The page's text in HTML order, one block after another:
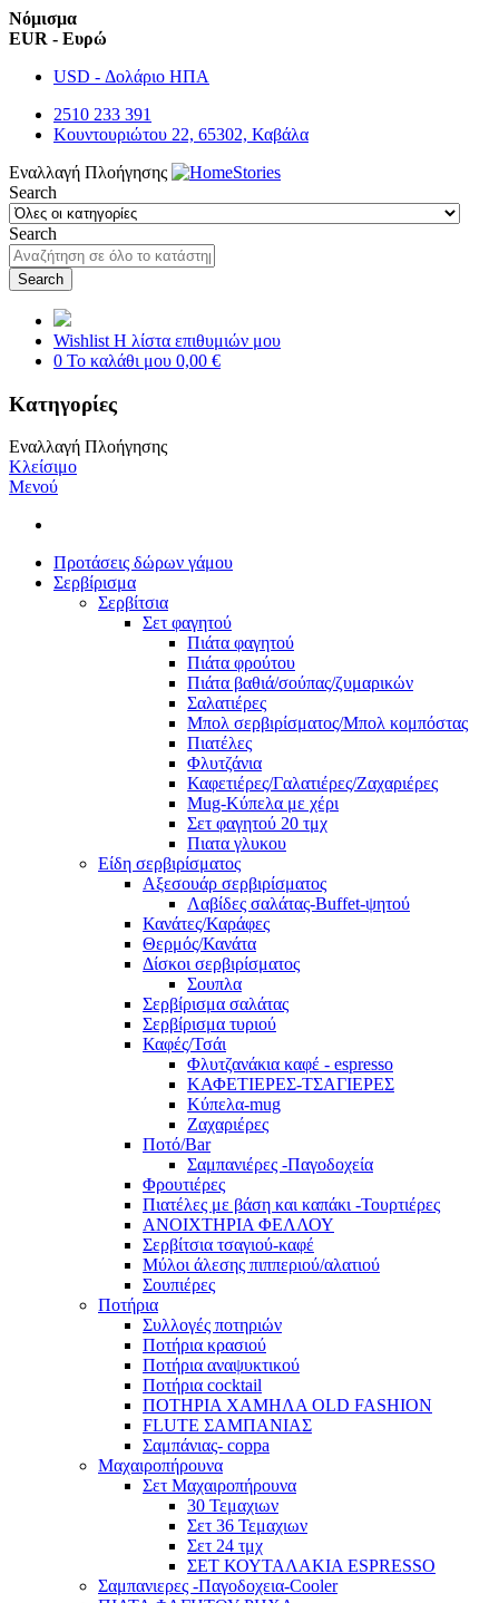
Νόμισμα
EUR - Ευρώ
USD - Δολάριο ΗΠΑ
2510 233 391
Κουντουριώτου 22, 65302, Καβάλα
Εναλλαγή Πλοήγησης
Search
Search
Search
Wishlist Η λίστα επιθυμιών μου
0 Το καλάθι μου 0,00 €
Κατηγορίες
Εναλλαγή Πλοήγησης
Κλείσιμο
Μενού
Προτάσεις δώρων γάμου
Σερβίρισμα
Σερβίτσια
Σετ φαγητού
Πιάτα φαγητού
Πιάτα φρούτου
Πιάτα βαθιά/σούπας/ζυμαρικών
Σαλατιέρες
Μπολ σερβιρίσματος/Μπολ κομπόστας
Πιατέλες
Φλυτζάνια
Καφετιέρες/Γαλατιέρες/Ζαχαριέρες
Mug-Κύπελα με χέρι
Σετ φαγητού 20 τμχ
Πιατα γλυκου
Είδη σερβιρίσματος
Αξεσουάρ σερβιρίσματος
Λαβίδες σαλάτας-Buffet-ψητού
Κανάτες/Καράφες
Θερμός/Κανάτα
Δίσκοι σερβιρίσματος
Σουπλα
Σερβίρισμα σαλάτας
Σερβίρισμα τυριού
Καφές/Τσάι
Φλυτζανάκια καφέ - espresso
ΚΑΦΕΤΙΕΡΕΣ-ΤΣΑΓΙΕΡΕΣ
Κύπελα-mug
Ζαχαριέρες
Ποτό/Bar
Σαμπανιέρες -Παγοδοχεία
Φρουτιέρες
Πιατέλες με βάση και καπάκι -Τουρτιέρες
ΑΝΟΙΧΤΗΡΙΑ ΦΕΛΛΟΥ
Σερβίτσια τσαγιού-καφέ
Μύλοι άλεσης πιππεριού/αλατιού
Σουπιέρες
Ποτήρια
Συλλογές ποτηριών
Ποτήρια κρασιού
Ποτήρια αναψυκτικού
Ποτήρια cocktail
ΠΟΤΗΡΙΑ ΧΑΜΗΛΑ OLD FASHION
FLUTE ΣΑΜΠΑΝΙΑΣ
Σαμπάνιας- coppa
Μαχαιροπήρουνα
Σετ Μαχαιροπήρουνα
30 Τεμαχιων
Σετ 36 Τεμαχιων
Σετ 24 τμχ
ΣΕΤ ΚΟΥΤΑΛΑΚΙΑ ESPRESSO
Σαμπανιερες -Παγοδοχεια-Cooler